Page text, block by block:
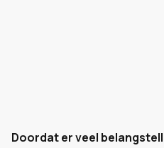
Doordat er veel